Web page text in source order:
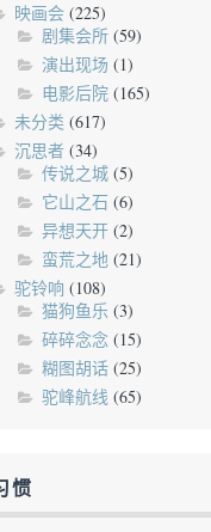
映画会(225)
剧集会所(59)
演出现场 (1)
电影后院(165)
未分类 (617)
沉思者(34)
传说之城(5)
它山之石 (6)
异想天开(2)
蛮荒之地(21)
驼铃响 (108)
猫狗鱼乐 (3)
碎碎念念 (15)
糊图胡话(25)
驼峰航线 (65)
惯